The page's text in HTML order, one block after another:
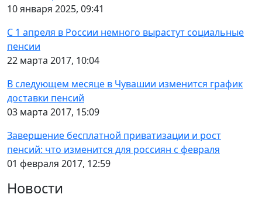
10 января 2025, 09:41
С 1 апреля в России немного вырастут социальные
пенсии
22 марта 2017, 10:04
В следующем месяце в Чувашии изменится график
доставки пенсий
03 марта 2017, 15:09
Завершение бесплатной приватизации и рост
пенсий: что изменится для россиян с февраля
01 февраля 2017, 12:59
Новости